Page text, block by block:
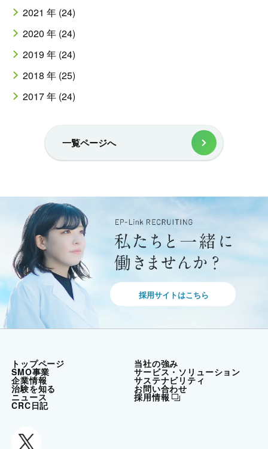
2021 年 (24)
2020 年 (24)
2019 年 (24)
2018 年 (25)
2017 年 (24)
一覧ページへ
採用サイトはこちら
トップページ 当社の強み
SMO事業 サービス・ソリューション
企業情報 サステナビリティ
治験を知る お問い合わせ
ニュース 採用情報
CRC日記